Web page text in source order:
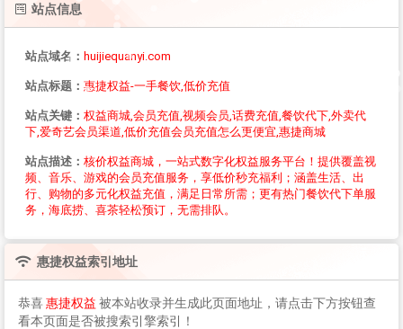
站点信息
站点域名： huijiequanyi.com
站点标题： 惠捷权益-一手餐饮,低价充值
站点关键： 权益商城,会员充值,视频会员,话费充值,餐饮代下,外卖代
下,爱奇艺会员渠道,低价充值会员充值怎么更便宜,惠捷商城
站点描述： 核价权益商城，一站式数字化权益服务平台！提供覆盖视
频、音乐、游戏的会员充值服务，享低价秒充福利；涵盖生活、出
行、购物的多元化权益充值，满足日常所需；更有热门餐饮代下单服
务，海底捞、喜茶轻松预订，无需排队。
惠捷权益索引地址
恭喜惠捷权益 被本站收录并生成此页面地址，请点击下方按钮查
看本页面是否被搜索引擎索引！